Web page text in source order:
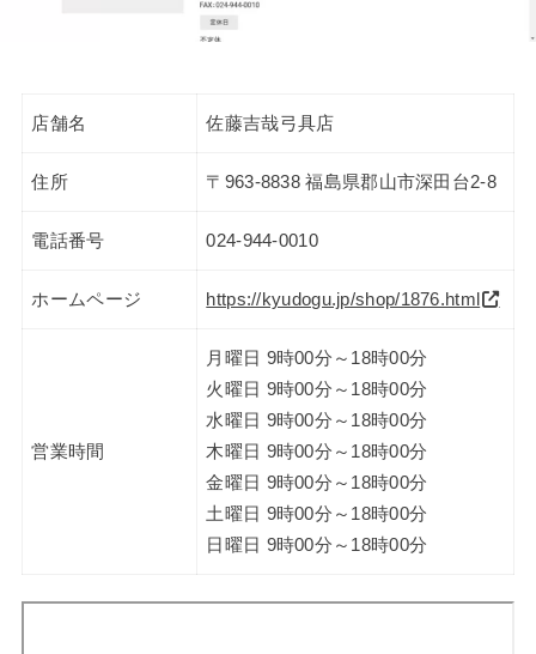
店舗名 佐藤吉哉弓具店
住所 〒963-8838 福島県郡山市深田台2-8
電話番号 024-944-0010
ホームページ https://kyudogu.jp/shop/1876.html
営業時間
月曜日 9時00分～18時00分
火曜日 9時00分～18時00分
水曜日 9時00分～18時00分
木曜日 9時00分～18時00分
金曜日 9時00分～18時00分
土曜日 9時00分～18時00分
日曜日 9時00分～18時00分